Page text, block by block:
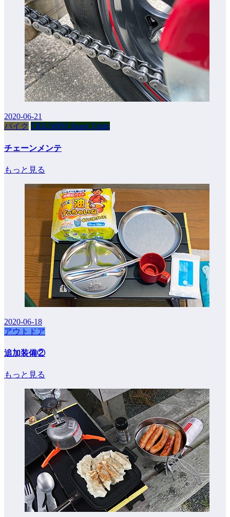
2020-06-21
バイク TRIUMPH Street Triple
チェーンメンテ
もっと見る
2020-06-18
アウトドア
追加装備②
もっと見る